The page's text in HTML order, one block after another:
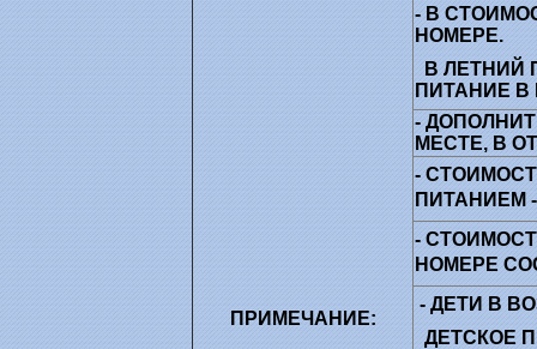
ПРИМЕЧАНИЕ:
- В
НОМЕРЕ.
В ЛЕТНИЙ
ПИТАНИЕ В
-
МЕСТЕ, В
-
ПИТАНИЕМ
-
НОМЕРЕ
- ДЕТИ В
ДЕТСКОЕ